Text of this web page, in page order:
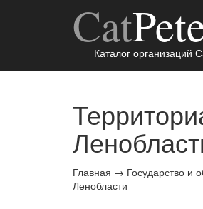
Cat
Каталог организаций
Главная → Государство и
Ленобласти